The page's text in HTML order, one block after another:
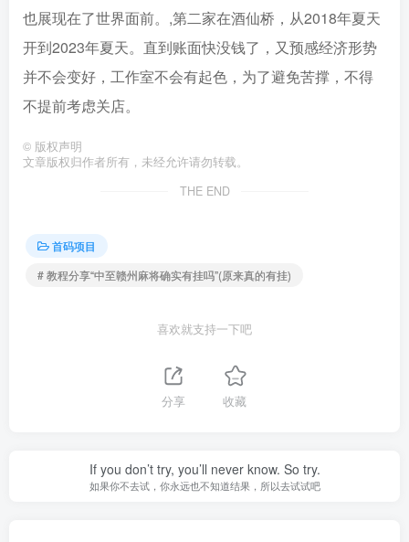
也展现在了世界面前。,第二家在酒仙桥，从2018年夏天
开到2023年夏天。直到账面快没钱了，又预感经济形势
并不会变好，工作室不会有起色，为了避免苦撑，不得
不提前考虑关店。
© 版权声明
文章版权归作者所有，未经允许请勿转载。
THE END
首码项目
# 教程分享“中至赣州麻将确实有挂吗”(原来真的有挂)
喜欢就支持一下吧
分享 收藏
If you don’t try, you’ll never know. So try.
如果你不去试，你永远也不知道结果，所以去试试吧